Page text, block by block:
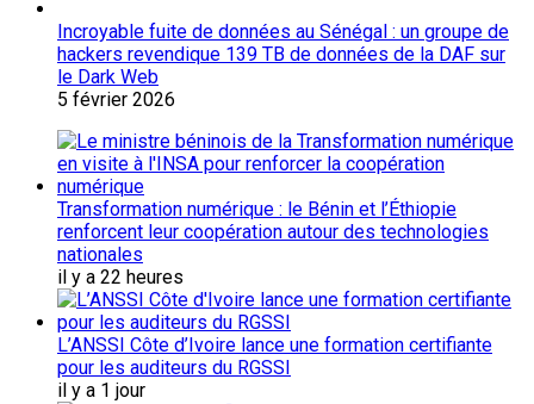
Incroyable fuite de données au Sénégal : un groupe de
hackers revendique 139 TB de données de la DAF sur
le Dark Web
5 février 2026
Transformation numérique : le Bénin et l’Éthiopie
renforcent leur coopération autour des technologies
nationales
il y a 22 heures
L’ANSSI Côte d’Ivoire lance une formation certifiante
pour les auditeurs du RGSSI
il y a 1 jour